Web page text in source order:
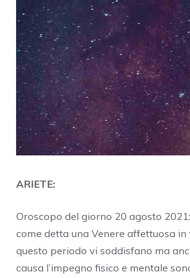
ARIETE:
Oroscopo del giorno 20 agosto
come detta una Venere affettuosa
questo periodo vi soddisfano ma
causa l’impegno fisico e mentale